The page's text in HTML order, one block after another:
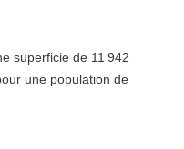
superficie de 11 942
une population de